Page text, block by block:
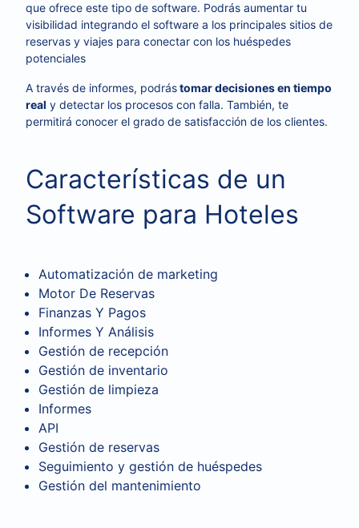
que ofrece este tipo de software. Podrás aumentar tu
visibilidad integrando el software a los principales sitios de
reservas y viajes para conectar con los huéspedes
potenciales
A través de informes, podrástomar decisiones en tiempo
real y detectar los procesos con falla. También, te
permitirá conocer el grado de satisfacción de los clientes.
Características de un
Software para Hoteles
Automatización de marketing
Motor De Reservas
Finanzas Y Pagos
Informes Y Análisis
Gestión de recepción
Gestión de inventario
Gestión de limpieza
Informes
API
Gestión de reservas
Seguimiento y gestión de huéspedes
Gestión del mantenimiento